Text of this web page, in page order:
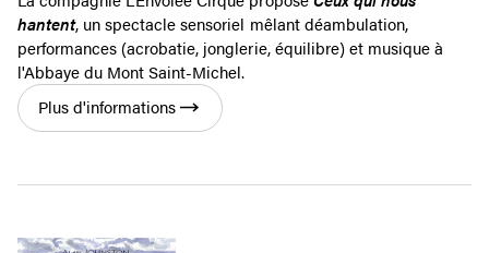
hantent, un spectacle sensoriel mêlant déambulation,
performances (acrobatie, jonglerie, équilibre) et musique à
l'Abbaye du Mont Saint-Michel.
Plus d'informations